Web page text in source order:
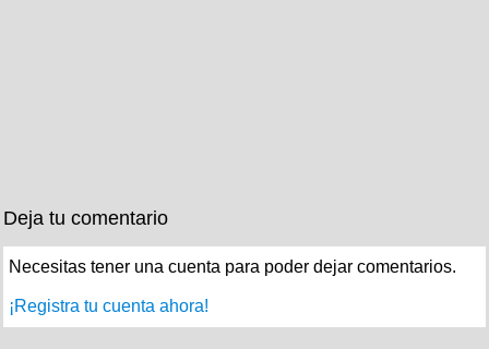
Deja tu comentario
Necesitas tener una cuenta para poder dejar comentarios.
¡Registra tu cuenta ahora!